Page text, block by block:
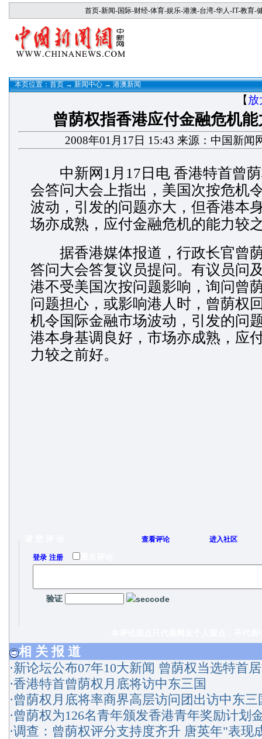
首页-新闻-国际-财经-体育-娱乐-港澳-台湾-华人-IT-教育-
本页位置： 首页 → 新闻中心 → 港澳新闻
【放
曾荫权指香港应付金融危机
2008年01月17日 15:43 来源：中国新闻
中新网1月17日电 香港特首曾荫
会答问大会上指出，美国次按危机
波动，引发的问题亦大，但香港本
场亦成熟，应付金融危机的能力较
据香港媒体报道，行政长官曾
答问大会答复议员提问。有议员问
港不受美国次按问题影响，询问曾
问题担心，或影响港人时，曾荫权
机令国际金融市场波动，引发的问
港本身基调良好，市场亦成熟，应
力较之前好。
查看评论 进入社区
登录/ 注册 匿名评论
验证
相 关 报 道
·新论坛公布07年10大新闻 曾荫权当选特首
·香港特首曾荫权月底将访中东三国
·曾荫权月底将率商界高层访问团出访中东三
·曾荫权为126名青年颁发香港青年奖励计划
·调查：曾荫权评分支持度齐升 唐英年"表现